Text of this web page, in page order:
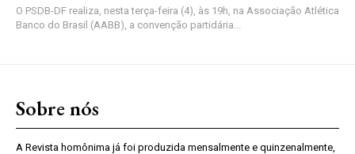
O PSDB-DF realiza, nesta terça-feira (4), às 19h, na Associação Atlética
Banco do Brasil (AABB), a convenção partidária...
Sobre nós
A Revista homônima já foi produzida mensalmente e quinzenalmente,